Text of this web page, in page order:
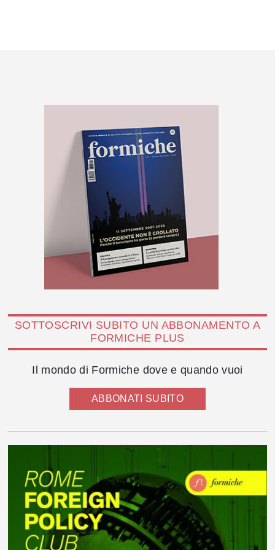
SOTTOSCRIVI SUBITO UN ABBONAMENTO A
FORMICHE PLUS
Il mondo di Formiche dove e quando vuoi
ABBONATI SUBITO